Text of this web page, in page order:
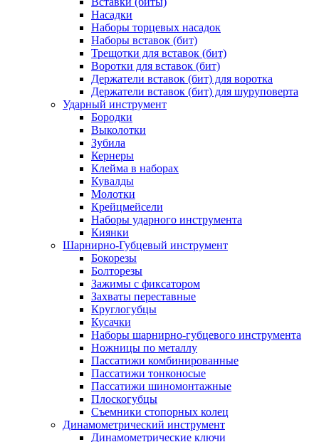
Насадки
Наборы торцевых насадок
Наборы вставок (бит)
Трещотки для вставок (бит)
Воротки для вставок (бит)
Держатели вставок (бит) для воротка
Держатели вставок (бит) для шуруповерта
Ударный инструмент
Бородки
Выколотки
Зубила
Кернеры
Клейма в наборах
Кувалды
Молотки
Крейцмейсели
Наборы ударного инструмента
Киянки
Шарнирно-Губцевый инструмент
Бокорезы
Болторезы
Зажимы с фиксатором
Захваты переставные
Круглогубцы
Кусачки
Наборы шарнирно-губцевого инструмента
Ножницы по металлу
Пассатижи комбинированные
Пассатижи тонконосые
Пассатижи шиномонтажные
Плоскогубцы
Съемники стопорных колец
Динамометрический инструмент
Динамометрические ключи